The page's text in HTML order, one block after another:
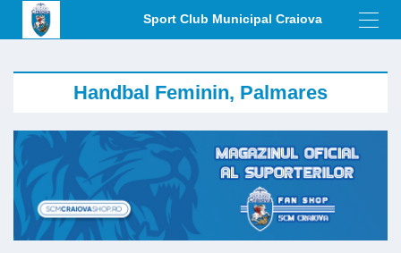
Sport Club Municipal Craiova
Handbal Feminin, Palmares